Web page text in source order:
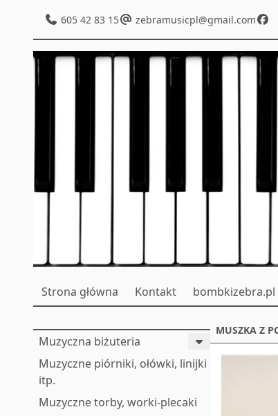
605 42 83 15 zebramusicpl@gmail.com
Strona główna Kontakt bombkizebra.pl
Muzyczna biżuteria
Muzyczne piórniki, ołówki, linijki
itp.
Muzyczne torby, worki-plecaki
MUSZKA Z